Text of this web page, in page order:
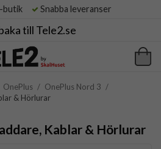
butik Snabba leveranser
till Tele2.se
OnePlus / OnePlus Nord 3 /
& Hörlurar
Kablar & Hörlurar